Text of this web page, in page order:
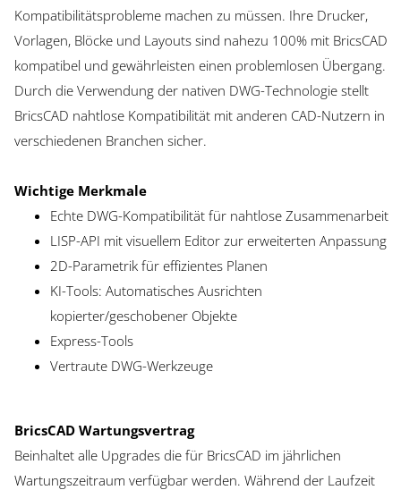
Kompatibilitätsprobleme machen zu müssen. Ihre Drucker,
Vorlagen, Blöcke und Layouts sind nahezu 100% mit BricsCAD
kompatibel und gewährleisten einen problemlosen Übergang.
Durch die Verwendung der nativen DWG-Technologie stellt
BricsCAD nahtlose Kompatibilität mit anderen CAD-Nutzern in
verschiedenen Branchen sicher.
Wichtige Merkmale
Echte DWG-Kompatibilität für nahtlose Zusammenarbeit
LISP-API mit visuellem Editor zur erweiterten Anpassung
2D-Parametrik für effizientes Planen
KI-Tools: Automatisches Ausrichten
kopierter/geschobener Objekte
Express-Tools
Vertraute DWG-Werkzeuge
BricsCAD Wartungsvertrag
Beinhaltet alle Upgrades die für BricsCAD im jährlichen
Wartungszeitraum verfügbar werden. Während der Laufzeit